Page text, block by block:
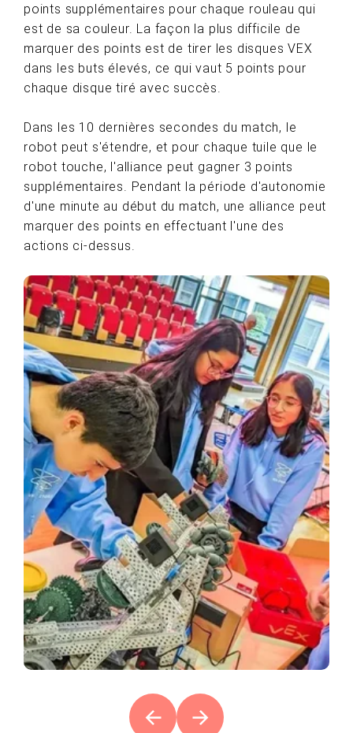
points supplémentaires pour chaque rouleau qui
est de sa couleur. La façon la plus difficile de
marquer des points est de tirer les disques VEX
dans les buts élevés, ce qui vaut 5 points pour
chaque disque tiré avec succès.
Dans les 10 dernières secondes du match, le
robot peut s'étendre, et pour chaque tuile que le
robot touche, l'alliance peut gagner 3 points
supplémentaires. Pendant la période d'autonomie
d'une minute au début du match, une alliance peut
marquer des points en effectuant l'une des
actions ci-dessus.